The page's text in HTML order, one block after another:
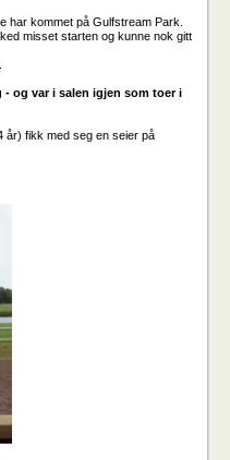
har kommet på Gulfstream Park.
misset starten og kunne nok gitt
- og var i salen igjen som toer i
år) fikk med seg en seier på